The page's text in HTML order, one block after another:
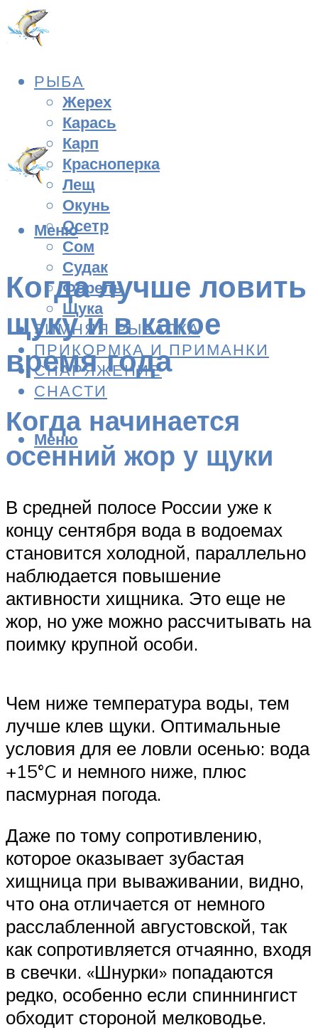
РЫБА
Жерех
Карась
Карп
Красноперка
Лещ
Окунь
Осетр
Сом
Судак
Форель
Щука
ЗИМНЯЯ РЫБАЛКА
ПРИКОРМКА И ПРИМАНКИ
СНАРЯЖЕНИЕ
СНАСТИ
Меню
Меню
Когда лучше ловить
щуку и в какое
время года
Когда начинается
осенний жор у щуки
В средней полосе России уже к
концу сентября вода в водоемах
становится холодной, параллельно
наблюдается повышение
активности хищника. Это еще не
жор, но уже можно рассчитывать на
поимку крупной особи.
Чем ниже температура воды, тем
лучше клев щуки. Оптимальные
условия для ее ловли осенью: вода
+15°C и немного ниже, плюс
пасмурная погода.
Даже по тому сопротивлению,
которое оказывает зубастая
хищница при вываживании, видно,
что она отличается от немного
расслабленной августовской, так
как сопротивляется отчаянно, входя
в свечки. «Шнурки» попадаются
редко, особенно если спиннингист
обходит стороной мелководье.